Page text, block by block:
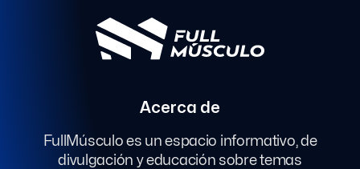
Acerca de
FullMúsculo es un espacio informativo, de
divulgación y educación sobre temas